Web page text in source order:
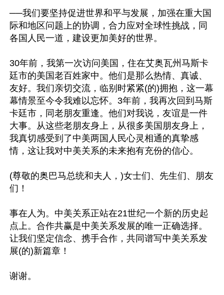
──我们要坚持促进世界和平与发展，加强在重大国
际和地区问题上的协调，合力应对全球性挑战，同
各国人民一道，建设更加美好的世界。
30年前，我第一次访问美国，住在艾奥瓦州马斯卡
廷市的美国老百姓家中。他们是那么热情、真诚、
友好。我们亲切交流，临别时紧紧(的)拥抱，这一幕
幕情景至今令我难以忘怀。3年前，我再次回到马斯
卡廷市，同老朋友重逢。他们对我说，友谊是一件
大事。从这些老朋友身上，从很多美国朋友身上，
我真切感受到了中美两国人民心灵相通的真挚感
情，这让我对中美关系的未来抱有充份的信心。
(尊敬的奥巴马总统和夫人，)女士们、先生们、朋友
们！
事在人为。中美关系正站在21世纪一个新的历史起
点上。合作共赢是中美关系发展的唯一正确选择。
让我们坚定信念、携手合作，共同谱写中美关系发
展(的)新篇章！
谢谢。